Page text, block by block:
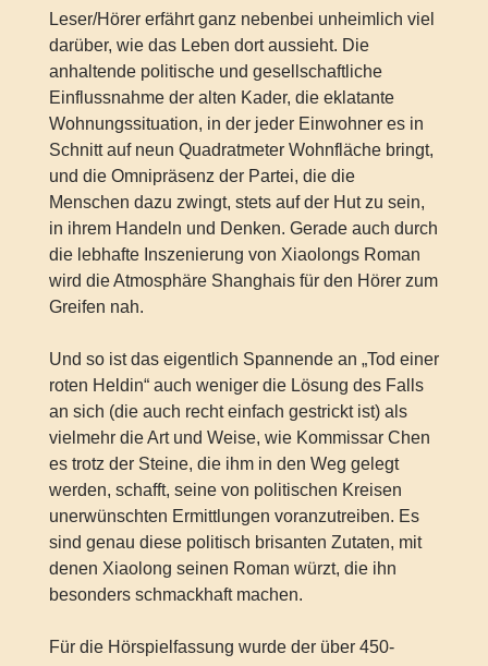
Leser/Hörer erfährt ganz nebenbei unheimlich viel
darüber, wie das Leben dort aussieht. Die
anhaltende politische und gesellschaftliche
Einflussnahme der alten Kader, die eklatante
Wohnungssituation, in der jeder Einwohner es in
Schnitt auf neun Quadratmeter Wohnfläche bringt,
und die Omnipräsenz der Partei, die die
Menschen dazu zwingt, stets auf der Hut zu sein,
in ihrem Handeln und Denken. Gerade auch durch
die lebhafte Inszenierung von Xiaolongs Roman
wird die Atmosphäre Shanghais für den Hörer zum
Greifen nah.
Und so ist das eigentlich Spannende an „Tod einer
roten Heldin“ auch weniger die Lösung des Falls
an sich (die auch recht einfach gestrickt ist) als
vielmehr die Art und Weise, wie Kommissar Chen
es trotz der Steine, die ihm in den Weg gelegt
werden, schafft, seine von politischen Kreisen
unerwünschten Ermittlungen voranzutreiben. Es
sind genau diese politisch brisanten Zutaten, mit
denen Xiaolong seinen Roman würzt, die ihn
besonders schmackhaft machen.
Für die Hörspielfassung wurde der über 450-